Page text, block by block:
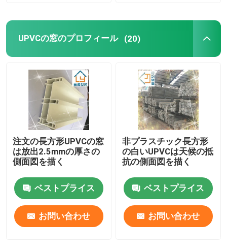
窓およびドア ハードウェア
UPVCの建築材料
UPVCの泡の窓
UPVCの泡のプロフィール
UPVCの窓のプロフィール (20)
注文の長方形UPVCの窓
は放出2.5mmの厚さの
側面図を描く
ベストプライス
お問い合わせ
非プラスチック長方形
の白いUPVCは天候の抵
抗の側面図を描く
ベストプライス
お問い合わせ